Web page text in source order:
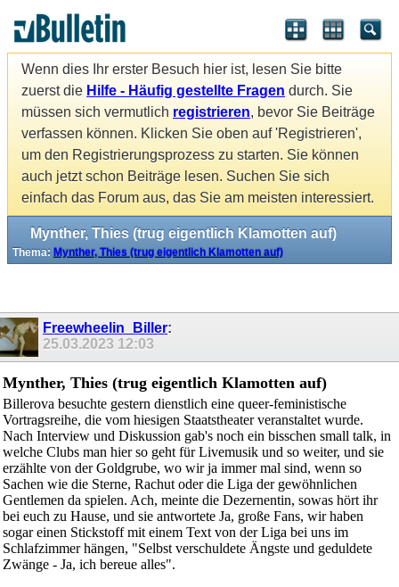
Wenn dies Ihr erster Besuch hier ist, lesen Sie bitte
zuerst die Hilfe - Häufig gestellte Fragen durch. Sie
müssen sich vermutlich registrieren, bevor Sie Beiträge
verfassen können. Klicken Sie oben auf 'Registrieren',
um den Registrierungsprozess zu starten. Sie können
auch jetzt schon Beiträge lesen. Suchen Sie sich
einfach das Forum aus, das Sie am meisten interessiert.
Mynther, Thies (trug eigentlich Klamotten auf)
Thema: Mynther, Thies (trug eigentlich Klamotten auf)
Freewheelin_Biller:
25.03.2023 12:03
Mynther, Thies (trug eigentlich Klamotten auf)
Billerova besuchte gestern dienstlich eine queer-feministische
Vortragsreihe, die vom hiesigen Staatstheater veranstaltet wurde.
Nach Interview und Diskussion gab's noch ein bisschen small talk, in
welche Clubs man hier so geht für Livemusik und so weiter, und sie
erzählte von der Goldgrube, wo wir ja immer mal sind, wenn so
Sachen wie die Sterne, Rachut oder die Liga der gewöhnlichen
Gentlemen da spielen. Ach, meinte die Dezernentin, sowas hört ihr
bei euch zu Hause, und sie antwortete Ja, große Fans, wir haben
sogar einen Stickstoff mit einem Text von der Liga bei uns im
Schlafzimmer hängen, "Selbst verschuldete Ängste und geduldete
Zwänge - Ja, ich bereue alles".